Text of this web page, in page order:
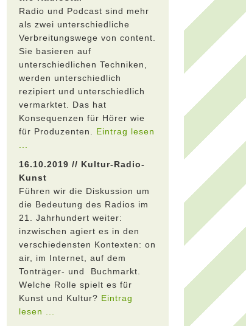
Radio und Podcast sind mehr
als zwei unterschiedliche
Verbreitungswege von content.
Sie basieren auf
unterschiedlichen Techniken,
werden unterschiedlich
rezipiert und unterschiedlich
vermarktet. Das hat
Konsequenzen für Hörer wie
für Produzenten. Eintrag lesen
16.10.2019 // Kultur-Radio-
Kunst
Führen wir die Diskussion um
die Bedeutung des Radios im
21. Jahrhundert weiter:
inzwischen agiert es in den
verschiedensten Kontexten: on
air, im Internet, auf dem
Tonträger- und Buchmarkt.
Welche Rolle spielt es für
Kunst und Kultur? Eintrag
lesen ...